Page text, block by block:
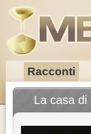
Racconti
La casa di